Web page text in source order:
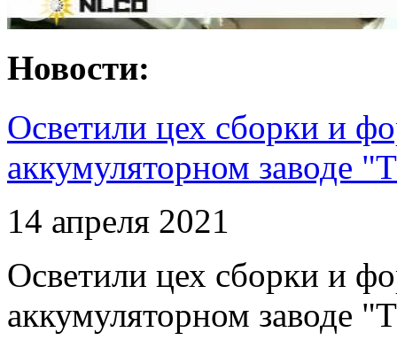
Новости:
Осветили цех сборки и
аккумуляторном заводе
14 апреля 2021
Осветили цех сборки и
аккумуляторном заводе